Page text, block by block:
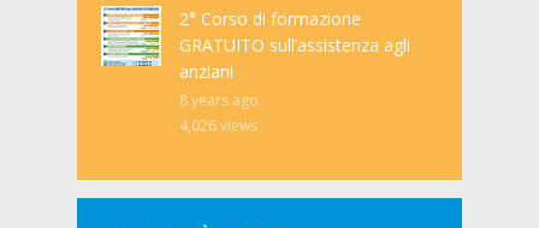
2° Corso di formazione
GRATUITO sull’assistenza agli
anziani
8 years ago
4,026views